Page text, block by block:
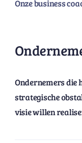
Onze business
Ondernemersdie
strategische
visie willen